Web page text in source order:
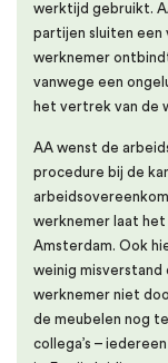
werktijd gebruikt.
partijen sluiten een
werknemer
vanwege een
het vertrek van de
AA wenst de
procedure bij de
werknemer laat
Amsterdam. Ook
weinig misverstand
werknemer niet
de meubelen nog
collega’s –